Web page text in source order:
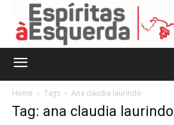
Home Tags Ana claudia laurindo
Tag: ana claudia laurindo